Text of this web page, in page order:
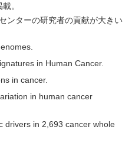
。
ンターの研究者の貢献が大きい
in Human Cancer.
in cancer.
in human cancer
drivers in 2,693 cancer whole